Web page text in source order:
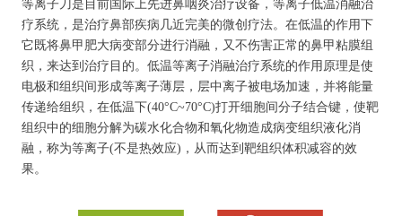
等离子刀是目前国际上先进鼻咽炎治疗设备，等离子低温消融治
疗系统，是治疗鼻部疾病几近完美的微创疗法。在低温的作用下
它既将鼻甲肥大病变部分进行消融，又不伤害正常的鼻甲粘膜组
织，来达到治疗目的。低温等离子消融治疗系统的作用原理是使
电极和组织间形成等离子薄层，层中离子被电场加速，并将能量
传递给组织，在低温下(40°C~70°C)打开细胞间分子结合键，使靶
组织中的细胞分解为碳水化合物和氧化物造成病变组织液化消
融，称为等离子(不是热效应)，从而达到靶组织体积减容的效
果。